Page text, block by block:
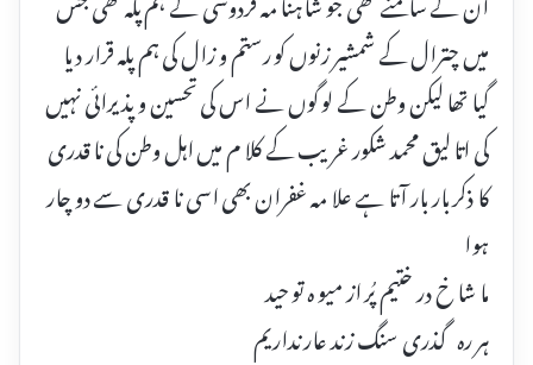
میں چترال کے شمشیر زنوں کو رستم و زال کی ہم پلہ قرار دیا
گیا تھا لیکن وطن کے لو گوں نے اس کی تحسین و پذیرائی نہیں
کی اتا لیق محمد شکور غریب کے کلا م میں اہل وطن کی نا قدری
کا ذکر بار بار آتا ہے علا مہ غفران بھی اسی نا قدری سے دو چار
ہوا
ما شا خ در ختیم پُر از میو ہ تو حید
ہر رہ گذری سنگ زند عار نداریم